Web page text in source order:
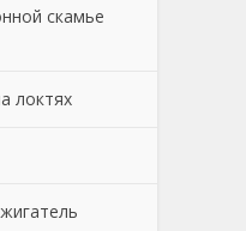
скамье
локтях